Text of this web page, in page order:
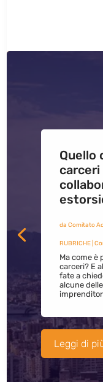
Quello
carceri
da Comitato
RUBRICHE|
Ma come è
carceri? E
fate a
alcune
Leggi di